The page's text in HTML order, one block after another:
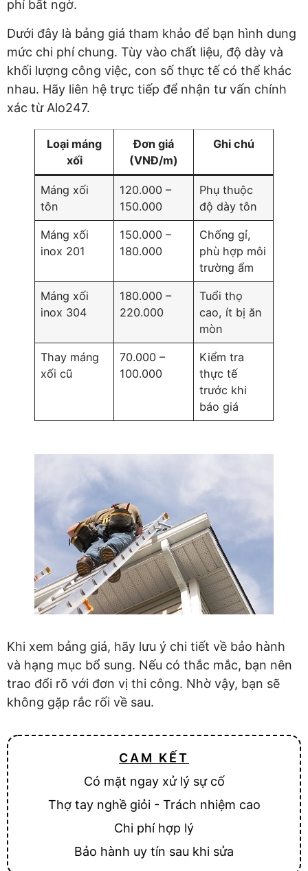
phí bất ngờ.
Dưới đây là bảng giá tham khảo để bạn hình dung
mức chi phí chung. Tùy vào chất liệu, độ dày và
khối lượng công việc, con số thực tế có thể khác
nhau. Hãy liên hệ trực tiếp để nhận tư vấn chính
xác từ Alo247.
Loại máng
xối
Đơn giá
(VNĐ/m)
Ghi chú
Máng xối
tôn
120.000 –
150.000
Phụ thuộc
độ dày tôn
Máng xối
inox 201
150.000 –
180.000
Chống gỉ,
phù hợp môi
trường ẩm
Máng xối
inox 304
180.000 –
220.000
Tuổi thọ
cao, ít bị ăn
mòn
Thay máng
xối cũ
70.000 –
100.000
Kiểm tra
thực tế
trước khi
báo giá
Khi xem bảng giá, hãy lưu ý chi tiết về bảo hành
và hạng mục bổ sung. Nếu có thắc mắc, bạn nên
trao đổi rõ với đơn vị thi công. Nhờ vậy, bạn sẽ
không gặp rắc rối về sau.
CAM KẾT
Có mặt ngay xử lý sự cố
Thợ tay nghề giỏi - Trách nhiệm cao
Chi phí hợp lý
Bảo hành uy tín sau khi sửa